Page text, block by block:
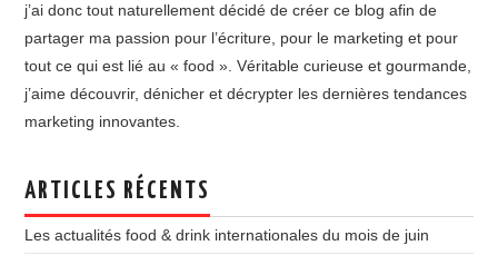
j’ai donc tout naturellement décidé de créer ce blog afin de
partager ma passion pour l’écriture, pour le marketing et pour
tout ce qui est lié au « food ». Véritable curieuse et gourmande,
j’aime découvrir, dénicher et décrypter les dernières tendances
marketing innovantes.
ARTICLES RÉCENTS
Les actualités food & drink internationales du mois de juin